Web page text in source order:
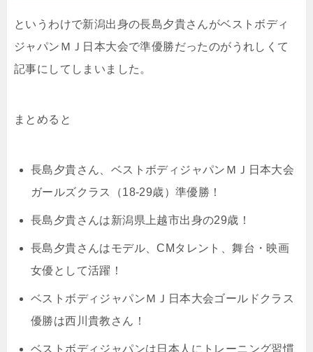
というわけで新潟出身の長島夕貴さんがベストボディ
ジャパンＭＪ日本大会で準優勝だったのがうれしくて
記事にしてしまいました。
まとめると
長島夕貴さん、ベストボディジャパンＭＪ日本大会
ガールズクラス（18-29歳）準優勝！
長島夕貴さんは新潟県上越市出身の29歳！
長島夕貴さんはモデル、CMタレント、舞台・映画
女優として活躍！
ベストボディジャパンＭＪ日本大会ゴールドクラス
優勝は西川貴教さん！
ベストボディジャパンは日本人にトレーニング習慣